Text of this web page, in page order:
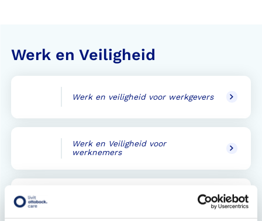
Werk en Veiligheid
Werk en veiligheid voor werkgevers
Werk en Veiligheid voor
werknemers
Informatie voor arboprofessionals